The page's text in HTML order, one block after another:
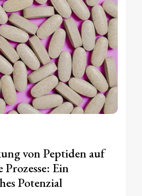
von Peptiden auf
Ein
Potenzial